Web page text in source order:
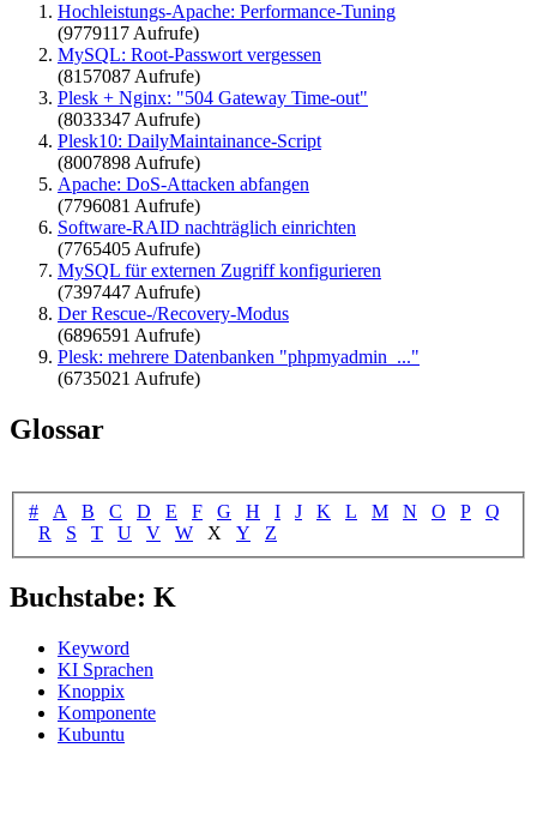
Hochleistungs-Apache: Performance-Tuning
(9779117 Aufrufe)
MySQL: Root-Passwort vergessen
(8157087 Aufrufe)
Plesk + Nginx: "504 Gateway Time-out"
(8033347 Aufrufe)
Plesk10: DailyMaintainance-Script
(8007898 Aufrufe)
Apache: DoS-Attacken abfangen
(7796081 Aufrufe)
Software-RAID nachträglich einrichten
(7765405 Aufrufe)
MySQL für externen Zugriff konfigurieren
(7397447 Aufrufe)
Der Rescue-/Recovery-Modus
(6896591 Aufrufe)
Plesk: mehrere Datenbanken "phpmyadmin_..."
(6735021 Aufrufe)
Glossar
# A B C D E F G H I J K L M N O P
Q
R
S T U V W X Y Z
Buchstabe: K
Keyword
KI Sprachen
Knoppix
Komponente
Kubuntu